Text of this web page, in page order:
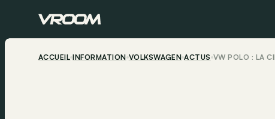
ACCUEIL INFORMATION VOLKSWAGEN ACTUS VW POLO : LA